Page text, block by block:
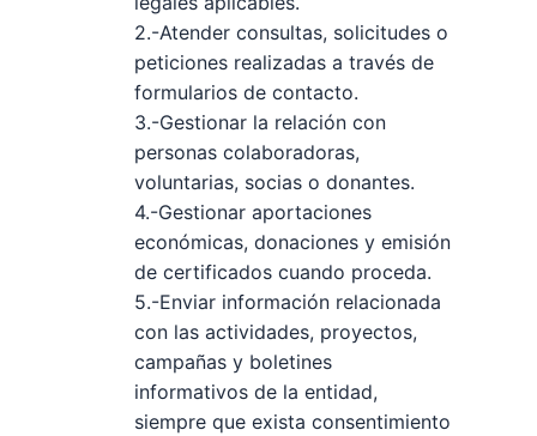
2.-Atender consultas, solicitudes o
peticiones realizadas a través de
formularios de contacto.
3.-Gestionar la relación con
personas colaboradoras,
voluntarias, socias o donantes.
4.-Gestionar aportaciones
económicas, donaciones y emisión
de certificados cuando proceda.
5.-Enviar información relacionada
con las actividades, proyectos,
campañas y boletines
informativos de la entidad,
siempre que exista consentimiento